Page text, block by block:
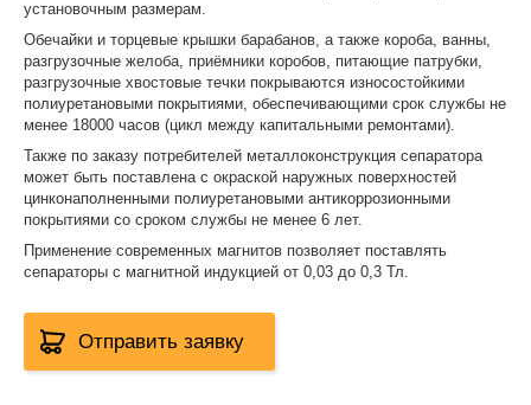
установочным размерам.
Обечайки и торцевые крышки барабанов, а также короба, ванны,
разгрузочные желоба, приёмники коробов, питающие патрубки,
разгрузочные хвостовые течки покрываются износостойкими
полиуретановыми покрытиями, обеспечивающими срок службы не
менее 18000 часов (цикл между капитальными ремонтами).
Также по заказу потребителей металлоконструкция сепаратора
может быть поставлена с окраской наружных поверхностей
цинконаполненными полиуретановыми антикоррозионными
покрытиями со сроком службы не менее 6 лет.
Применение современных магнитов позволяет поставлять
сепараторы с магнитной индукцией от 0,03 до 0,3 Тл.
Отправить заявку